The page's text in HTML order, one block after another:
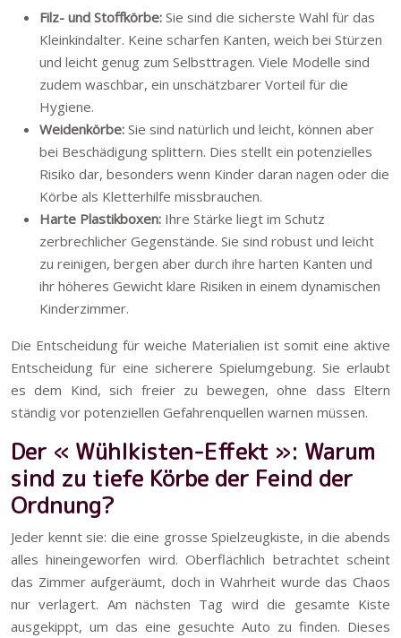
Filz- und Stoffkörbe: Sie sind die sicherste Wahl für das
Kleinkindalter. Keine scharfen Kanten, weich bei Stürzen
und leicht genug zum Selbsttragen. Viele Modelle sind
zudem waschbar, ein unschätzbarer Vorteil für die
Hygiene.
Weidenkörbe: Sie sind natürlich und leicht, können aber
bei Beschädigung splittern. Dies stellt ein potenzielles
Risiko dar, besonders wenn Kinder daran nagen oder die
Körbe als Kletterhilfe missbrauchen.
Harte Plastikboxen: Ihre Stärke liegt im Schutz
zerbrechlicher Gegenstände. Sie sind robust und leicht
zu reinigen, bergen aber durch ihre harten Kanten und
ihr höheres Gewicht klare Risiken in einem dynamischen
Kinderzimmer.
Die Entscheidung für weiche Materialien ist somit eine aktive
Entscheidung für eine sicherere Spielumgebung. Sie erlaubt
es dem Kind, sich freier zu bewegen, ohne dass Eltern
ständig vor potenziellen Gefahrenquellen warnen müssen.
Der « Wühlkisten-Effekt »: Warum
sind zu tiefe Körbe der Feind der
Ordnung?
Jeder kennt sie: die eine grosse Spielzeugkiste, in die abends
alles hineingeworfen wird. Oberflächlich betrachtet scheint
das Zimmer aufgeräumt, doch in Wahrheit wurde das Chaos
nur verlagert. Am nächsten Tag wird die gesamte Kiste
ausgekippt, um das eine gesuchte Auto zu finden. Dieses